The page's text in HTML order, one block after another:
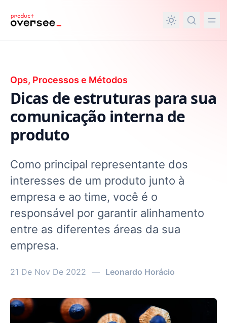
principal
Ops, Processos e Métodos
Dicas de estruturas para sua
comunicação interna de
produto
Como principal representante dos
interesses de um produto junto à
empresa e ao time, você é o
responsável por garantir alinhamento
entre as diferentes áreas da sua
empresa.
21 De Nov De 2022 — Leonardo Horácio